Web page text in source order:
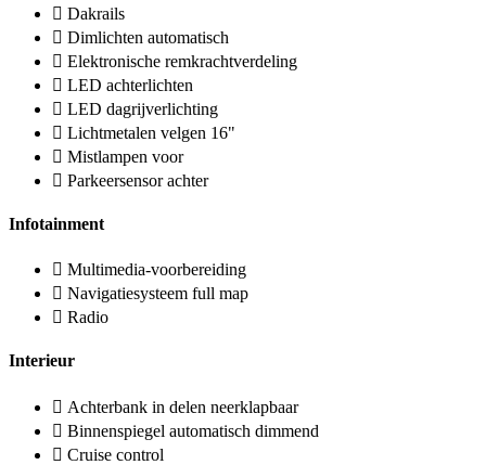
Dakrails
Dimlichten automatisch
Elektronische remkrachtverdeling
LED achterlichten
LED dagrijverlichting
Lichtmetalen velgen 16"
Mistlampen voor
Parkeersensor achter
Infotainment
Multimedia-voorbereiding
Navigatiesysteem full map
Radio
Interieur
Achterbank in delen neerklapbaar
Binnenspiegel automatisch dimmend
Cruise control